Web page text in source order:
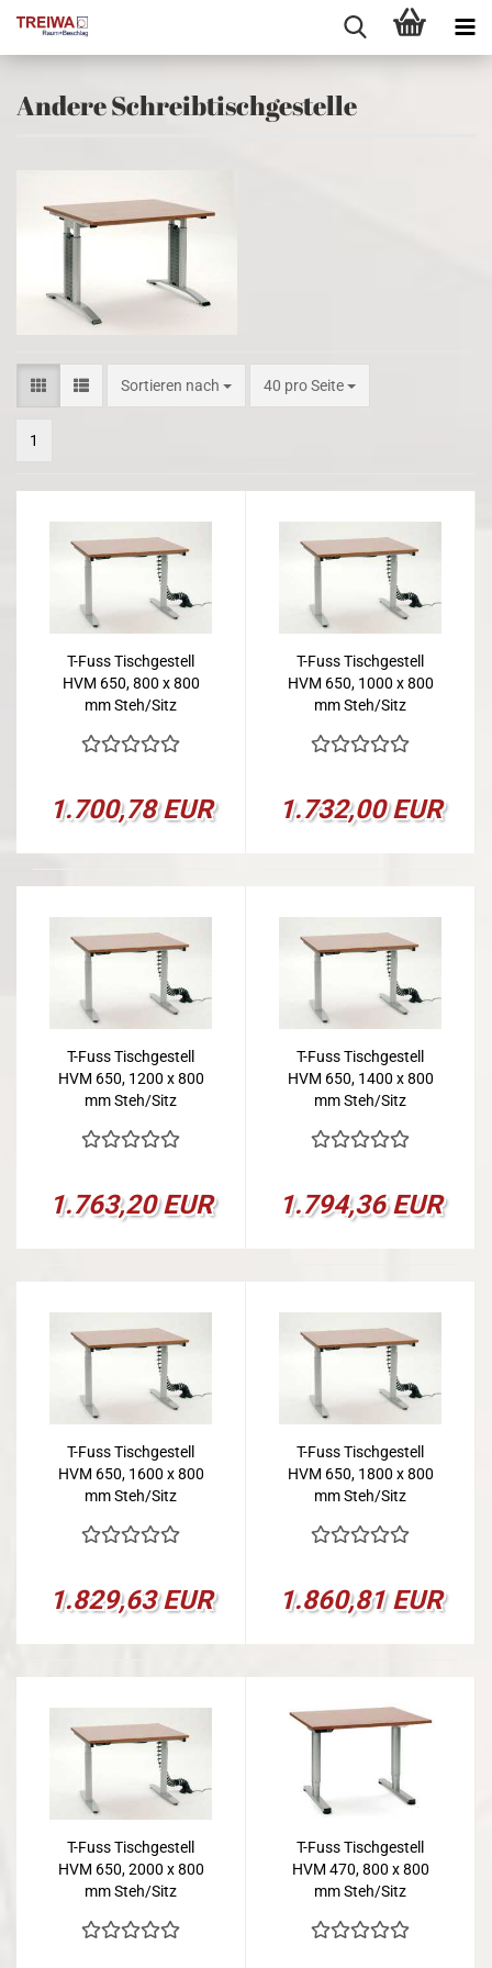
Andere Schreibtischgestelle
Sortieren nach
Sortieren nach 40 pro Seite
pro Seite
1
T-Fuss Tischgestell
HVM 650, 800 x 800
mm Steh/Sitz
1.700,78 EUR
T-Fuss Tischgestell
HVM 650, 1000 x 800
mm Steh/Sitz
1.732,00 EUR
T-Fuss Tischgestell
HVM 650, 1200 x 800
mm Steh/Sitz
1.763,20 EUR
T-Fuss Tischgestell
HVM 650, 1400 x 800
mm Steh/Sitz
1.794,36 EUR
T-Fuss Tischgestell
HVM 650, 1600 x 800
mm Steh/Sitz
1.829,63 EUR
T-Fuss Tischgestell
HVM 650, 1800 x 800
mm Steh/Sitz
1.860,81 EUR
T-Fuss Tischgestell
HVM 650, 2000 x 800
mm Steh/Sitz
T-Fuss Tischgestell
HVM 470, 800 x 800
mm Steh/Sitz